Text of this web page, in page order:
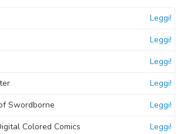
Leggi!
Leggi!
Leggi!
Leggi!
Swordborne Leggi!
Colored Comics Leggi!